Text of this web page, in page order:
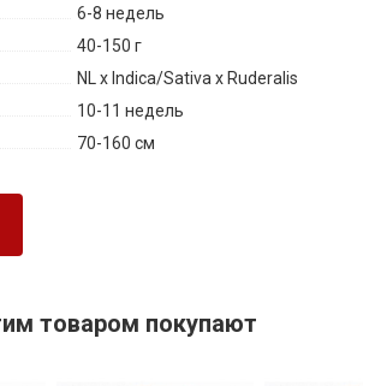
6-8 недель
40-150 г
NL x Indica/Sativa x Ruderalis
10-11 недель
70-160 см
товаром покупают